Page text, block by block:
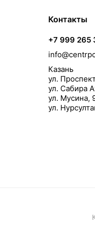
Контакты
+7 999 265
Казань
ул.
ул. Сабира
ул. Мусина,
ул.